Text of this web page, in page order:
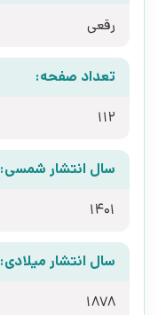
رقعی
تعداد صفحه:
112
سال انتشار شمسی:
1401
سال انتشار میلادی:
1878